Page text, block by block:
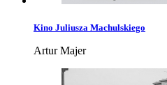
Kino Juliusza Machulskiego
Artur Majer